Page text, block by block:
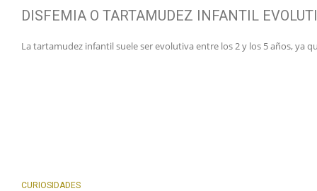
DISFEMIA O TARTAMUDEZ INFANTIL
La tartamudez infantil suele ser evolutiva entre los 2 y los 5 años, ya
CURIOSIDADES